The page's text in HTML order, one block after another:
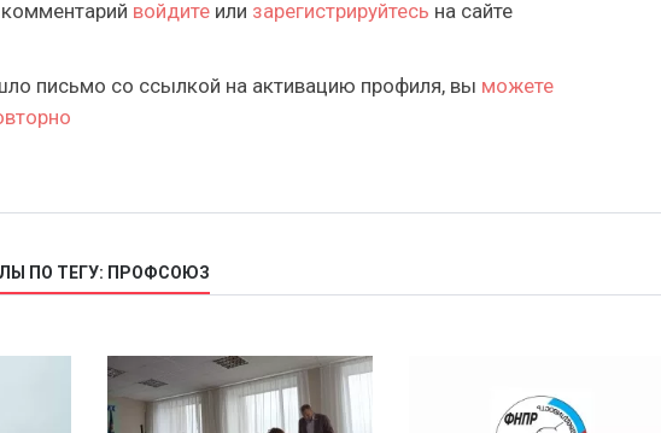
войдите или зарегистрируйтесь на сайте
письмо со ссылкой на активацию профиля, вы можете
ПО ТЕГУ: ПРОФСОЮЗ